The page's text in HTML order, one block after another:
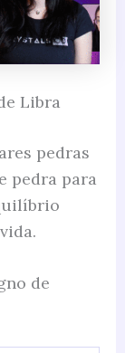
Libra
pedras
pedra para
de